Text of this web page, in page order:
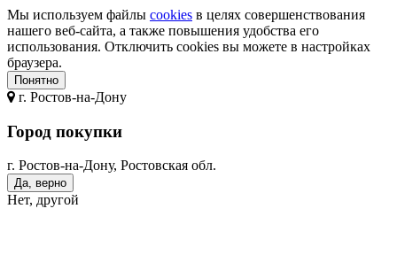
Мы используем файлы cookies в целях совершенствования
нашего веб-сайта, а также повышения удобства его
использования. Отключить cookies вы можете в настройках
браузера.
Понятно
г. Ростов-на-Дону
Город покупки
г. Ростов-на-Дону, Ростовская обл.
Да, верно
Нет, другой